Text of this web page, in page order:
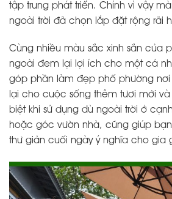
tập trung phát triển. Chính vì vậy
ngoài trời đã chọn lắp đặt rộng rãi
Cùng nhiều màu sắc xinh sắn của
ngoài đem lại lợi ích cho một cá
góp phần làm đẹp phố phường
lại cho cuộc sống thêm tươi mới
biệt khi sử dụng dù ngoài trời ở
hoặc góc vườn nhà, cũng giúp
thư giản cuối ngày ý nghĩa cho gia